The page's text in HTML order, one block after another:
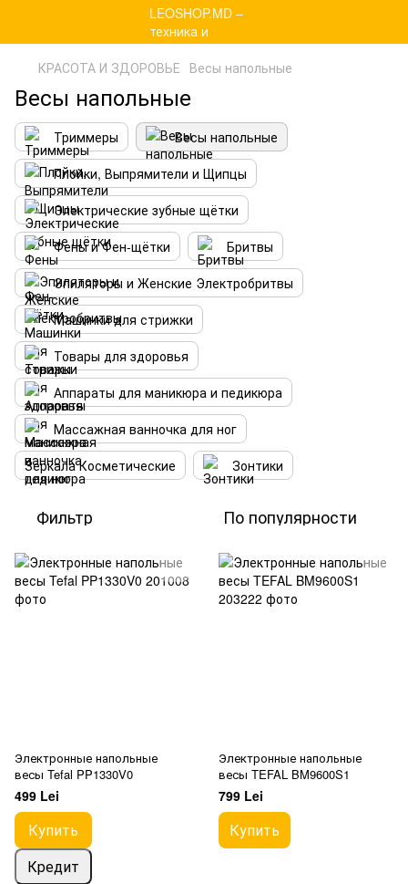
КРАСОТА И ЗДОРОВЬЕ Весы напольные
Весы напольные
Триммеры
Весы напольные
Плойки, Выпрямители и Щипцы
Электрические зубные щётки
Фены и Фен-щётки
Бритвы
Эпиляторы и Женские Электробритвы
Машинки для стрижки
Товары для здоровья
Аппараты для маникюра и педикюра
Массажная ванночка для ног
Зеркала Косметические
Зонтики
Фильтр По популярности
Электронные напольные
весы Tefal PP1330V0
499 Lei
Купить
Кредит
Электронные напольные
весы TEFAL BM9600S1
799 Lei
Купить